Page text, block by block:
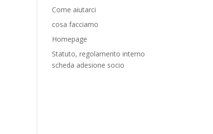
Come aiutarci
cosa facciamo
Homepage
Statuto, regolamento interno
scheda adesione socio